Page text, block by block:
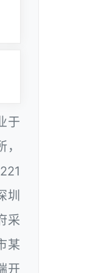
于
圳
采
某
开